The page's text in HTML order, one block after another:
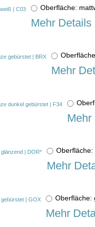
Oberfläche:
Mehr
Mehr
Mehr
Mehr
Mehr